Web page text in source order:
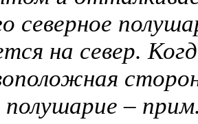
северное
на север.
–